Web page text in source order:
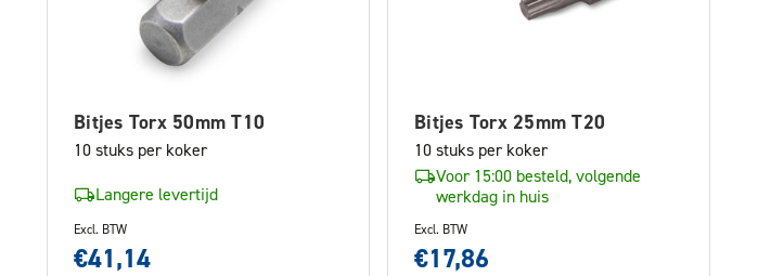
Bitjes Torx 50mm T10
10 stuks per koker
Langere levertijd
Excl. BTW
€41,14
Bitjes Torx 25mm T20
10 stuks per koker
Voor 15:00 besteld, volgende
werkdag in huis
Excl. BTW
€17,86